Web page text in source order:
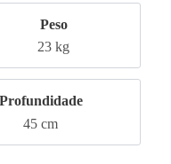
Peso
23 kg
Profundidade
45 cm